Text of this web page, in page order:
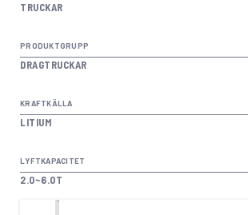
TRUCKAR
PRODUKTGRUPP
DRAGTRUCKAR
KRAFTKÄLLA
LITIUM
LYFTKAPACITET
2.0~6.0T